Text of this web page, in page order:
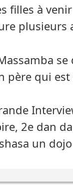
filles à
plusieurs
père qui
2e dan
un